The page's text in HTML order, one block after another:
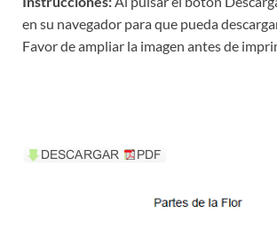
en su navegador para que pueda
Favor de ampliar la imagen antes de